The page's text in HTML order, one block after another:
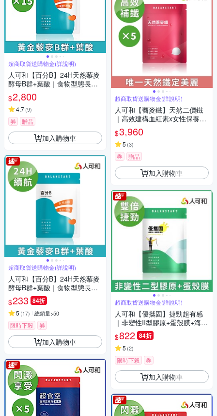
超商取貨送購物金(詳說明)
人可和【百分B】24H天然藜麥
酵母B群+葉酸｜食物型態長維
持型高活性47種營養素｜備孕
懷孕推薦更勝克補｜永豐集團
$2,800
4.7(9)
券 贈品
加入購物車
超商取貨送購物金(詳說明)
人可和【百分B】24H天然藜麥
酵母B群+葉酸｜食物型態長維
持型高活性47種營養素｜備孕
懷孕推薦更勝克補｜永豐集團
$233 84折
5 (17) 總銷量>50
限時下殺 券
加入購物車
超商取貨送購物金(詳說明)
人可和【蕎麥鐵】天然二價鐵
｜高效建構血紅素x女性保養x
懷孕期必備x月月順好朋友｜天
然效果好過螯合鐵｜永豐集團
$3,960
5 (3)
券 贈品
加入購物車
超商取貨送購物金(詳說明)
人可和【優攜固】捷勁超有感
｜非變性II型膠原+蛋殼膜+海藻
鈣 更勝葡萄糖胺軟骨素龜鹿二
仙膠｜永豐集團
$822 84折
5 (2)
限時下殺 券
加入購物車